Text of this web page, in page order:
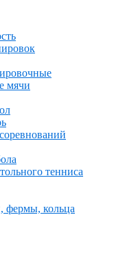
мячи
тенниса
фермы, кольца